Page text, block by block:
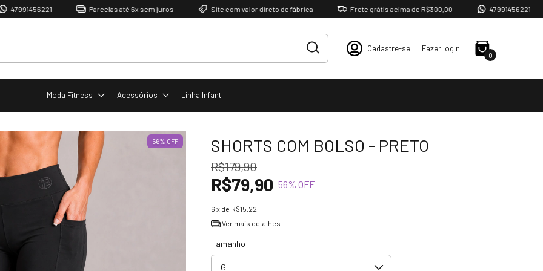
Parcelas até 6x sem juros Site com valor direto de fábrica Frete grátis acima de R$300,00 47991456221
Cadastre-se | Fazer login
0
Moda Fitness Acessórios Linha Infantil
56% OFF SHORTS COM BOLSO - PRETO
R$179,90
R$79,90 56% OFF
6 x de R$15,22
Ver mais detalhes
Tamanho